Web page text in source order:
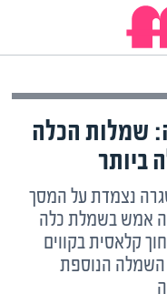
שמלות הכלה
ביותר
שבשגרה נצמדת על המסך
אמש בשמלת כלה
קלאסית בקווים
השמלה הנוספת